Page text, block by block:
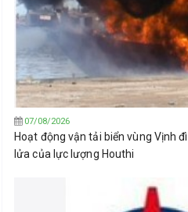
07/08/2026
Hoạt động vận tải biển vùng Vịnh
lửa của lực lượng Houthi